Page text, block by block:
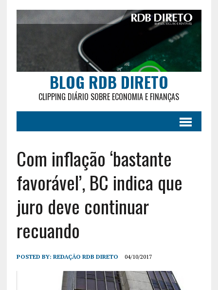
BLOG RDB DIRETO
CLIPPING DIÁRIO SOBRE ECONOMIA E FINANÇAS
Com inflação ‘bastante
favorável’, BC indica que
juro deve continuar
recuando
POSTED BY: REDAÇÃO RDB DIRETO 04/10/2017